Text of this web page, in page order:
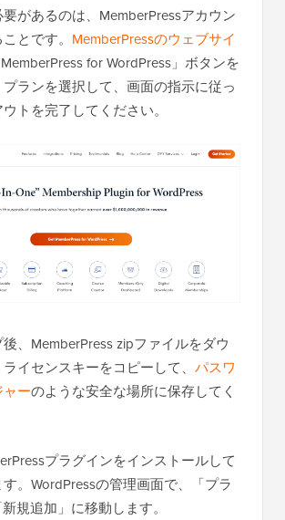
があるのは、MemberPressアカウン
とです。 MemberPressのウェブサイ
for WordPress」ボタンを
ランを選択して、画面の指示に従っ
トを完了してください。
、MemberPress zipファイルをダウ
イセンスキーをコピーして、 パスワ
ーのような安全な場所に保存してく
プラグインをインストールして
。WordPressの管理画面で、「プラ
規追加」に移動します。